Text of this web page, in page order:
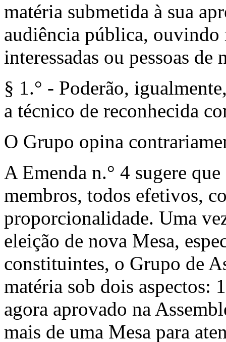
matéria submetida à sua
audiência públi­ca, ouvindo
interessadas ou pessoas
§ 1.° - Poderão,
a técnico de reconhecida
O Grupo opina
A Emenda n.° 4 sugere
mem­bros, todos efetivos,
proporcionalida­de. Uma
eleição de nova Mesa,
constituintes, o Grupo de
matéria sob dois aspectos:
agora aprovado na
mais de uma Mesa para